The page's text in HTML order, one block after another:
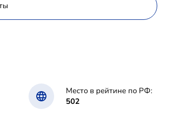
Место в рейтине по РФ:
502